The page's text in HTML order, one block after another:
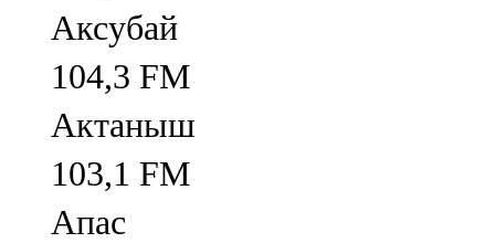
Аксубай
104,3 FM
Актаныш
103,1 FM
Апас